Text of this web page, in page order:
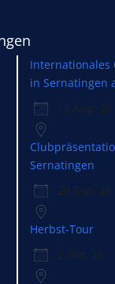
in Sernatingen
15 Aug. 26
Sernatingen
20 Sep. 26
Herbst-Tour
2 Okt. 26